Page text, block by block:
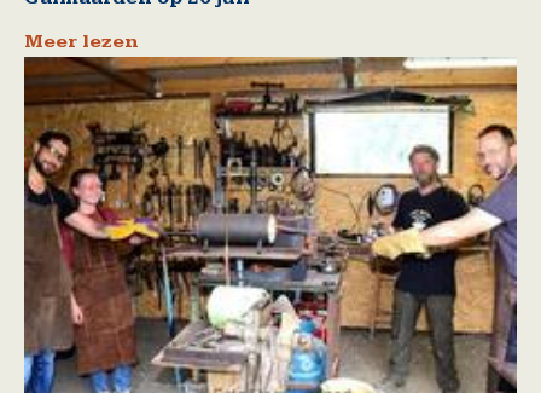
Meer lezen